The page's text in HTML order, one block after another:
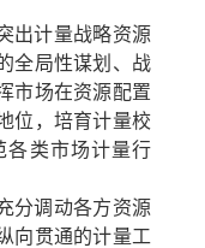
出计量战略资源
全局性谋划、战
市场在资源配置
位，培育计量校
各类市场计量行
分调动各方资源
向贯通的计量工